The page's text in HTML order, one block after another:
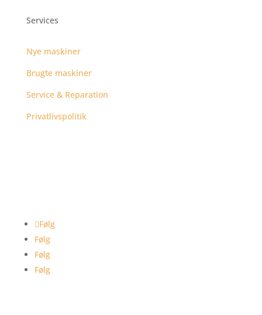
Services
Nye maskiner
Brugte maskiner
Service & Reparation
Privatlivspolitik
Følg
Følg
Følg
Følg